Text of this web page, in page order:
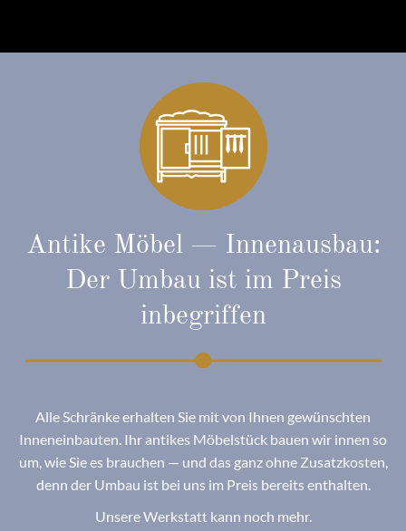
Antike Möbel — Innenausbau:
Der Umbau ist im Preis
inbegriffen
Alle Schränke erhalten Sie mit von Ihnen gewünschten
Inneneinbauten. Ihr antikes Möbelstück bauen wir innen so
um, wie Sie es brauchen — und das ganz ohne Zusatzkosten,
denn der Umbau ist bei uns im Preis bereits enthalten.
Unsere Werkstatt kann noch mehr.